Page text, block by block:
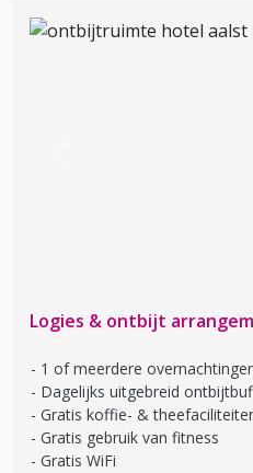
Logies & ontbijt
1 of meerdere
Dagelijks uitgebreid
Gratis koffie- &
Gratis gebruik van fitness
Gratis WiFi